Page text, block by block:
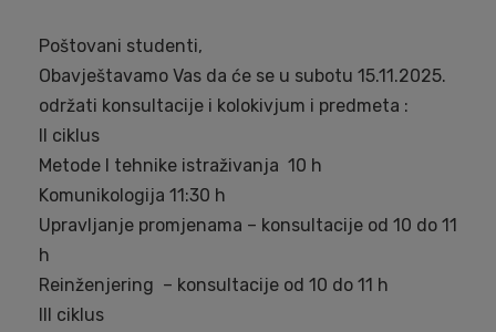
Poštovani studenti,
Obavještavamo Vas da će se u subotu 15.11.2025.
održati konsultacije i kolokivjum i predmeta :
II ciklus
Metode I tehnike istraživanja 10 h
Komunikologija 11:30 h
Upravljanje promjenama – konsultacije od 10 do 11
h
Reinženjering – konsultacije od 10 do 11 h
III ciklus